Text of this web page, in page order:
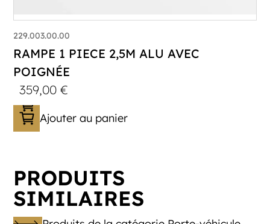
229.003.00.00
RAMPE 1 PIECE 2,5M ALU AVEC
POIGNÉE
359,00€
Ajouter au panier
PRODUITS
SIMILAIRES